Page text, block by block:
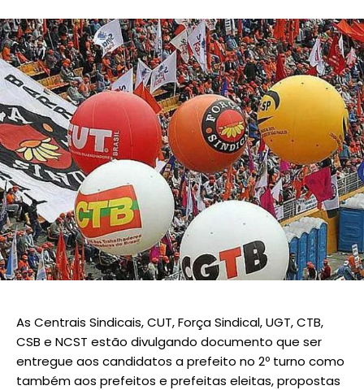
As Centrais Sindicais, CUT, Força Sindical, UGT, CTB,
CSB e NCST estão divulgando documento que ser
entregue aos candidatos a prefeito no 2º turno como
também aos prefeitos e prefeitas eleitas, propostas